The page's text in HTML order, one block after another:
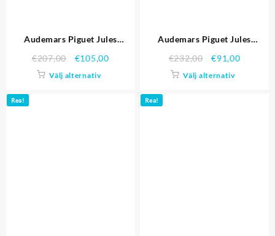
Audemars Piguet Jules
3404
€207,00 €105,00
Välj alternativ
Audemars Piguet Jules
3387
€232,00 €91,00
Välj alternativ
Rea! Rea!